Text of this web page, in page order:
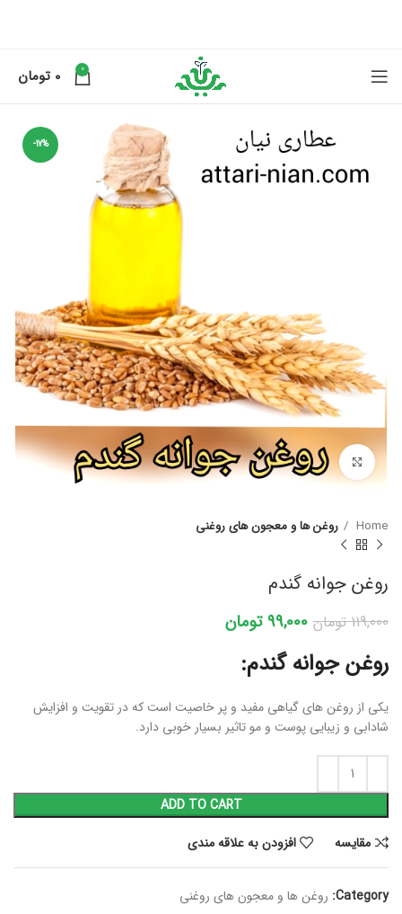
0
0 تومان
-17%
برای بزرگنمایی کلیک کنید
Home روغن ها و معجون های روغنی
روغن جوانه گندم
119,000تومان 99,000 تومان
روغن جوانه گندم:
یکی از روغن های گیاهی مفید و پر خاصیت است که در تقویت و افزایش
شادابی و زیبایی پوست و مو تاثیر بسیار خوبی دارد.
ADD TO CART
مقايسه
افزودن به علاقه مندی
Category: روغن ها و معجون های روغنی